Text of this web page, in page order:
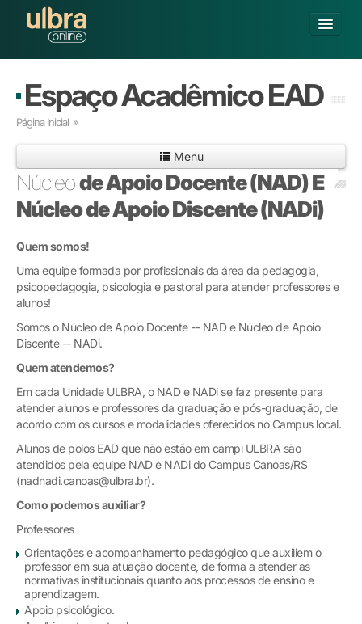
Buscar
Matricule-se
GRADUAÇÃO
PÓS-GRADUAÇÃO
POLOS CREDENCIADOS
SOBRE A ULBRA
Espaço Acadêmico EAD
Página Inicial »
Menu
Núcleode Apoio Docente (NAD) E
Núcleo de Apoio Discente (NADi)
Quem somos!
Uma equipe formada por profissionais da área da pedagogia,
psicopedagogia, psicologia e pastoral para atender professores e
alunos!
Somos o Núcleo de Apoio Docente -- NAD e Núcleo de Apoio
Discente -- NADi.
Quem atendemos?
Em cada Unidade ULBRA, o NAD e NADi se faz presente para
atender alunos e professores da graduação e pós-graduação, de
acordo com os cursos e modalidades oferecidos no Campus local.
Alunos de polos EAD que não estão em campi ULBRA são
atendidos pela equipe NAD e NADi do Campus Canoas/RS
(nadnadi.canoas@ulbra.br).
Como podemos auxiliar?
Professores
Orientações e acompanhamento pedagógico que auxiliem o
professor em sua atuação docente, de forma a atender as
normativas institucionais quanto aos processos de ensino e
aprendizagem.
Apoio psicológico.